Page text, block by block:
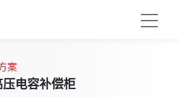
案
电容补偿柜